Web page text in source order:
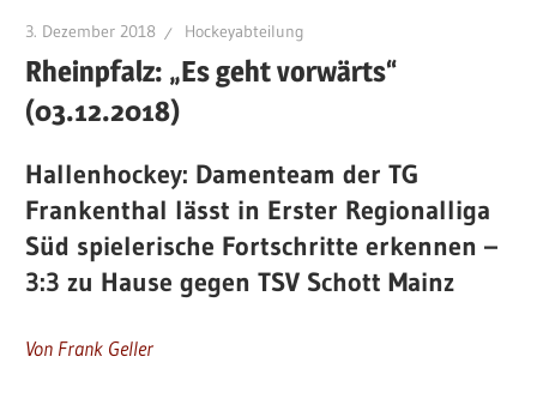
3. Dezember 2018 Hockeyabteilung
Rheinpfalz: „Es geht vorwärts“
(03.12.2018)
Hallenhockey: Damenteam der TG
Frankenthal lässt in Erster Regionalliga
Süd spielerische Fortschritte erkennen –
3:3 zu Hause gegen TSV Schott Mainz
Von Frank Geller